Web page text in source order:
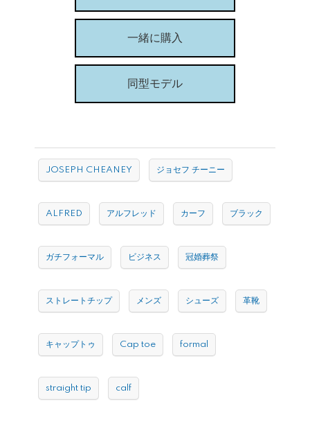
一緒に購入
同型モデル
JOSEPH CHEANEY ジョセフ チーニー
ALFRED アルフレッド カーフ ブラック
ガチフォーマル ビジネス 冠婚葬祭
ストレートチップ メンズ シューズ 革靴
キャップトゥ Cap toe formal
straight tip calf